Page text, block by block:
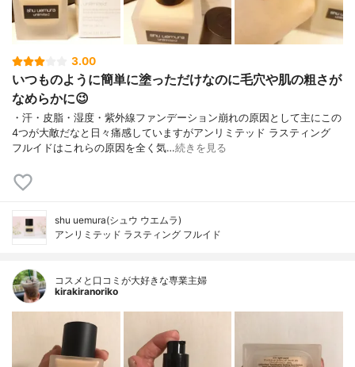
3.00
いつものように簡単に塗っただけなのに毛穴や肌の粗さが
なめらかに😉
・汗・皮脂・湿度・紫外線ファンデーション崩れの原因として主にこの
4つが大敵だなと日々痛感していますがアンリミテッド ラスティング
フルイドはこれらの原因を全く気…続きを見る
shu uemura(シュウ ウエムラ)
アンリミテッド ラスティング フルイド
コスメと口コミが大好きな専業主婦
kirakiranoriko